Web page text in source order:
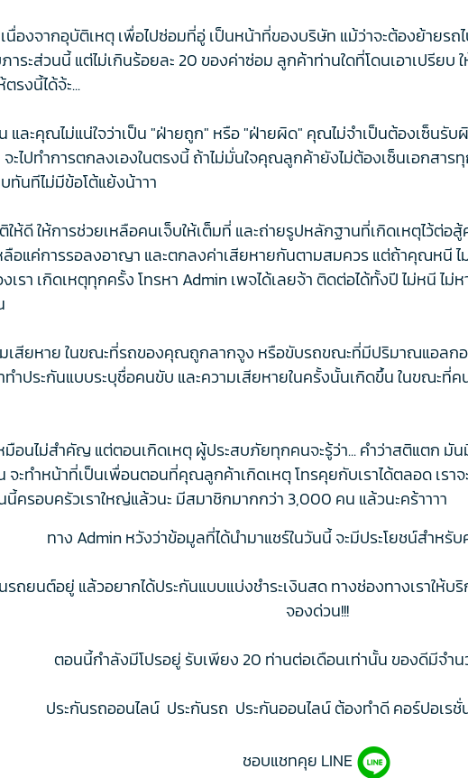
นื่องจากอุบัติเหตุ เพื่อไปซ่อมที่อู่ เป็นหน้าที่ของบริษัท แม้ว่าจะต้องย้ายร
ระส่วนนี้ แต่ไม่เกินร้อยละ 20 ของค่าซ่อม ลูกค้าท่านใดที่โดนเอาเปรียบ
รงนี้ได้จ้ะ...
ละคุณไม่แน่ใจว่าเป็น "ฝ่ายถูก" หรือ "ฝ่ายผิด" คุณไม่จำเป็นต้องเซ็นรับ
ไปทำการตกลงเองในตรงนี้ ถ้าไม่มั่นใจคุณลูกค้ายังไม่ต้องเซ็นเอกสาร
ทันทีไม่มีข้อโต้แย้งน้าาา
ห้ดี ให้การช่วยเหลือคนเจ็บให้เต็มที่ และถ่ายรูปหลักฐานที่เกิดเหตุไว้ต่
อแค่การรอลงอาญา และตกลงค่าเสียหายกันตามสมควร แต่ถ้าคุณหนี
รา เกิดเหตุทุกครั้ง โทรหา Admin เพจได้เลยจ้า ติดต่อได้ทั้งปี ไม่หนี ไ
เสียหาย ในขณะที่รถของคุณถูกลากจูง หรือขับรถขณะที่มีปริมาณแอลกอ
ประกันแบบระบุชื่อคนขับ และความเสียหายในครั้งนั้นเกิดขึ้น ในขณะที่
มือนไม่สำคัญ แต่ตอนเกิดเหตุ ผู้ประสบภัยทุกคนจะรู้ว่า... คำว่าสติแตก
ะทำหน้าที่เป็นเพื่อนตอนที่คุณลูกค้าเกิดเหตุ โทรคุยกับเราได้ตลอด เราจ
ครอบครัวเราใหญ่แล้วนะ มีสมาชิกมากกว่า 3,000 คน แล้วนะคร้าาาา
ทาง Admin หวังว่าข้อมูลที่ได้นำมาแชร์ในวันนี้ จะมีประโยชน์สำห
ถยนต์อยู่ แล้วอยากได้ประกันแบบแบ่งชำระเงินสด ทางช่องทางเราให้
จองด่วน!!!
ตอนนี้กำลังมีโปรอยู่ รับเพียง 20 ท่านต่อเดือนเท่านั้น ของดีมีจำน
ประกันรถออนไลน์ ประกันรถ ประกันออนไลน์ ต้องทำดี คอร์ปอเรชั่
ชอบแชทคุย LINE